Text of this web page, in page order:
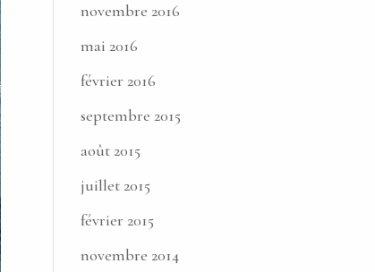
novembre 2016
mai 2016
février 2016
septembre 2015
août 2015
juillet 2015
février 2015
novembre 2014